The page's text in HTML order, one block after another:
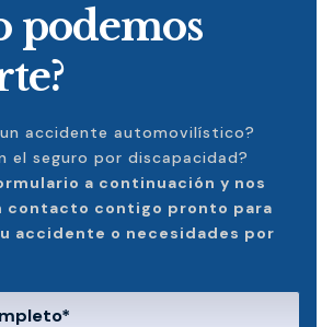
podemos
accidente automovilístico?
el seguro por discapacidad?
a continuación y nos
contacto contigo pronto para
accidente o necesidades por